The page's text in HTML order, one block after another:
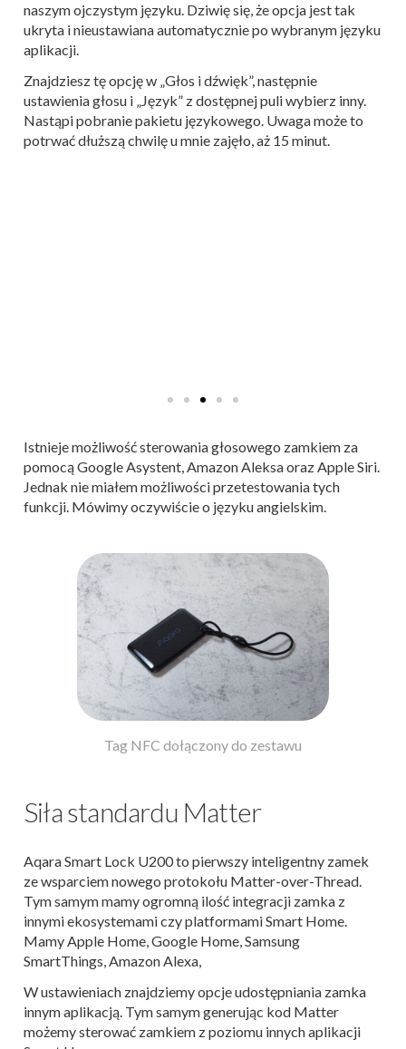
naszym ojczystym języku. Dziwię się, że opcja jest tak
ukryta i nieustawiana automatycznie po wybranym języku
aplikacji.
Znajdziesz tę opcję w „Głos i dźwięk”, następnie
ustawienia głosu i „Język” z dostępnej puli wybierz inny.
Nastąpi pobranie pakietu językowego. Uwaga może to
potrwać dłuższą chwilę u mnie zajęło, aż 15 minut.
Istnieje możliwość sterowania głosowego zamkiem za
pomocą Google Asystent, Amazon Aleksa oraz Apple Siri.
Jednak nie miałem możliwości przetestowania tych
funkcji. Mówimy oczywiście o języku angielskim.
Tag NFC dołączony do zestawu
Siła standardu Matter
Aqara Smart Lock U200 to pierwszy inteligentny zamek
ze wsparciem nowego protokołu Matter-over-Thread.
Tym samym mamy ogromną ilość integracji zamka z
innymi ekosystemami czy platformami Smart Home.
Mamy Apple Home, Google Home, Samsung
SmartThings, Amazon Alexa,
W ustawieniach znajdziemy opcje udostępniania zamka
innym aplikacją. Tym samym generując kod Matter
możemy sterować zamkiem z poziomu innych aplikacji